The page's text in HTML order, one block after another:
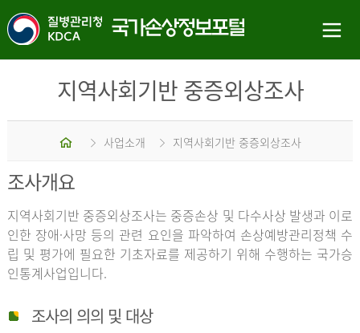
지역사회기반 중증외상조사
홈 사업소개 지역사회기반 중증외상조사
조사개요
지역사회기반 중증외상조사는 중증손상 및 다수사상 발생과 이로
인한 장애·사망 등의 관련 요인을 파악하여 손상예방관리정책 수
립 및 평가에 필요한 기초자료를 제공하기 위해 수행하는 국가승
인통계사업입니다.
조사의 의의 및 대상